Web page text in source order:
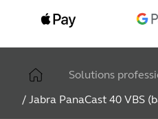
Solutions
/ Jabra PanaCast 40 VBS